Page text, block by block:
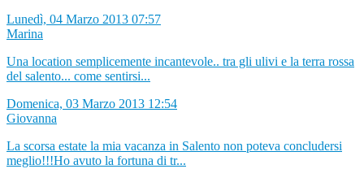
Lunedì, 04 Marzo 2013 07:57
Marina
Una location semplicemente incantevole.. tra gli ulivi e la terra rossa
del salento... come sentirsi...
Domenica, 03 Marzo 2013 12:54
Giovanna
La scorsa estate la mia vacanza in Salento non poteva concludersi
meglio!!!Ho avuto la fortuna di tr...